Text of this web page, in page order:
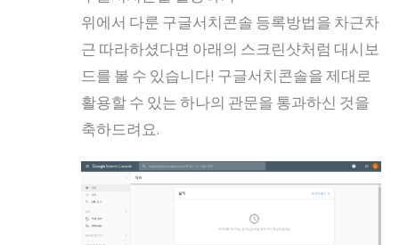
위에서 다룬 구글서치콘솔 등록방법을 차근차
근 따라하셨다면 아래의 스크린샷처럼 대시보
드를 볼 수 있습니다! 구글서치콘솔을 제대로
활용할 수 있는 하나의 관문을 통과하신 것을
축하드려요.